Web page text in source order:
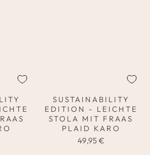
SUSTAINABILITY
EDITION - LEICHTE
STOLA MIT FRAAS
PLAID KARO
49,95 €